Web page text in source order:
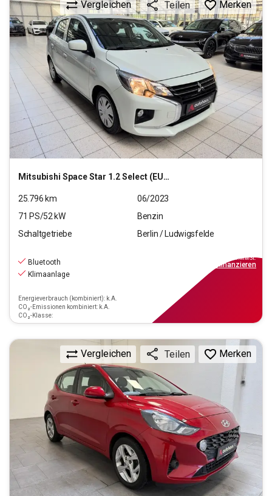
Mitsubishi Space Star 1.2 Select (EURO 6d)
Vergleichen Teilen Merken
25.796 km
06/2023
71 PS/52 kW
Benzin
Schaltgetriebe
Berlin / Ludwigsfelde
Bluetooth
Klimaanlage
Energieverbrauch (kombiniert): k.A.
CO₂-Emissionen kombiniert: k.A.
CO₂-Klasse:
inkl.MwSt.
finanzieren
Vergleichen Teilen Merken